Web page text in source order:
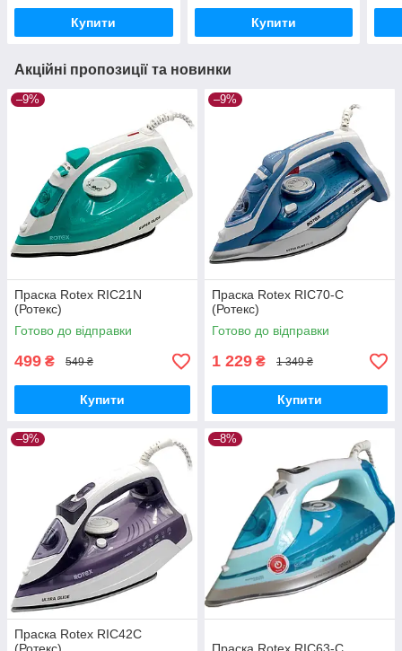
Купити Купити
Акційні пропозиції та новинки
–9%
Праска Rotex RIC21N
(Ротекс)
Готово до відправки
499 ₴ 549 ₴
Купити
–9%
Праска Rotex RIC70-C
(Ротекс)
Готово до відправки
1 229 ₴ 1 349 ₴
Купити
–9%
Праска Rotex RIC42C
–8%